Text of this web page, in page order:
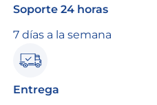
Soporte 24 horas
7 días a la semana
Entrega